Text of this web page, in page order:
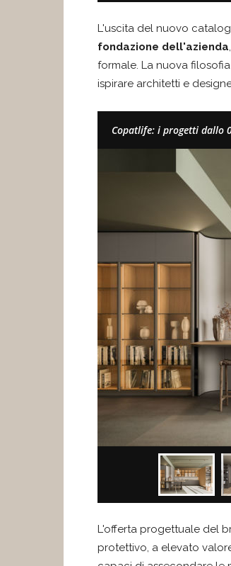
L'uscita del nuovo
fondazione dell'azienda
formale. La nuova
ispirare architetti e
Copatlife: i progetti dallo
L'offerta progettuale del
protettivo, a elevato